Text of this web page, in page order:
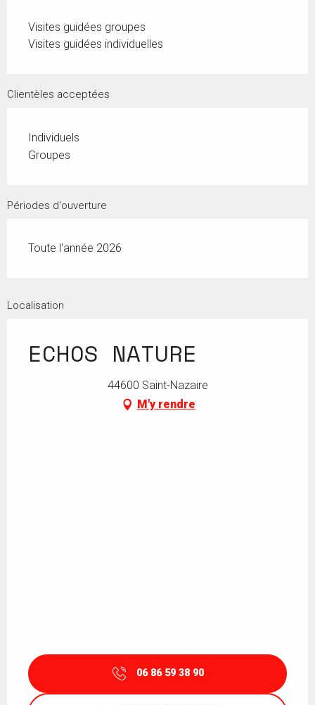
Visites guidées groupes
Visites guidées individuelles
Clientèles acceptées
Individuels
Groupes
Périodes d'ouverture
Toute l'année 2026
Localisation
ECHOS NATURE
44600 Saint-Nazaire
M'y rendre
06 86 59 38 90